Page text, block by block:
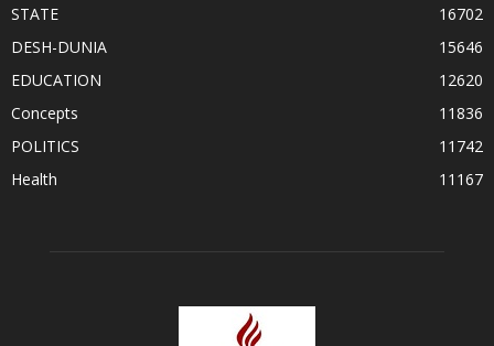
STATE
16702
DESH-DUNIA
15646
EDUCATION
12620
Concepts
11836
POLITICS
11742
Health
11167